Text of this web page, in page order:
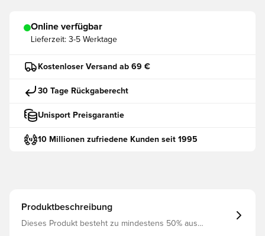
Online verfügbar
Lieferzeit: 3-5 Werktage
Kostenloser Versand ab 69 €
30 Tage Rückgaberecht
Unisport Preisgarantie
10 Millionen zufriedene Kunden seit 1995
Produktbeschreibung
Dieses Produkt besteht zu mindestens 50% aus